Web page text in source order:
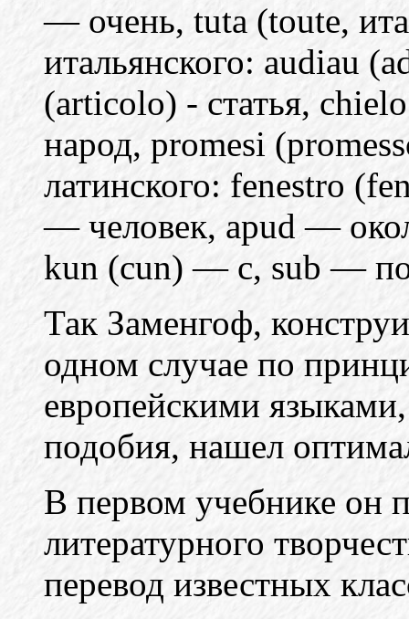
— очень, tuta (toute,
итальянского: audiau
(articolo) - статья,
народ, promesi
латинского: fenestro
— человек, apud —
kun (cun) — с, sub —
Так Заменгоф,
одном случае по
европейскими
подобия, нашел
В первом учебнике он
литературного
перевод известных